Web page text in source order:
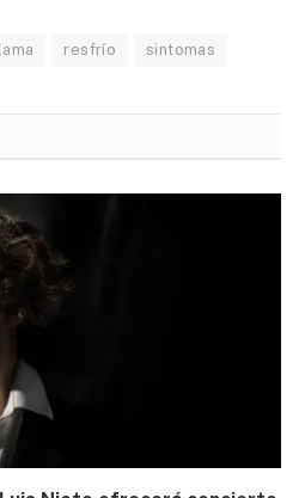
resfrío sintomas